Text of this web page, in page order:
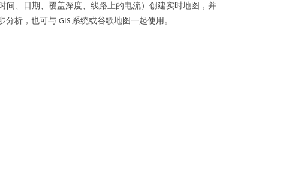
间、日期、覆盖深度、线路上的电流）创建实时地图，并
分析，也可与 GIS 系统或谷歌地图一起使用。